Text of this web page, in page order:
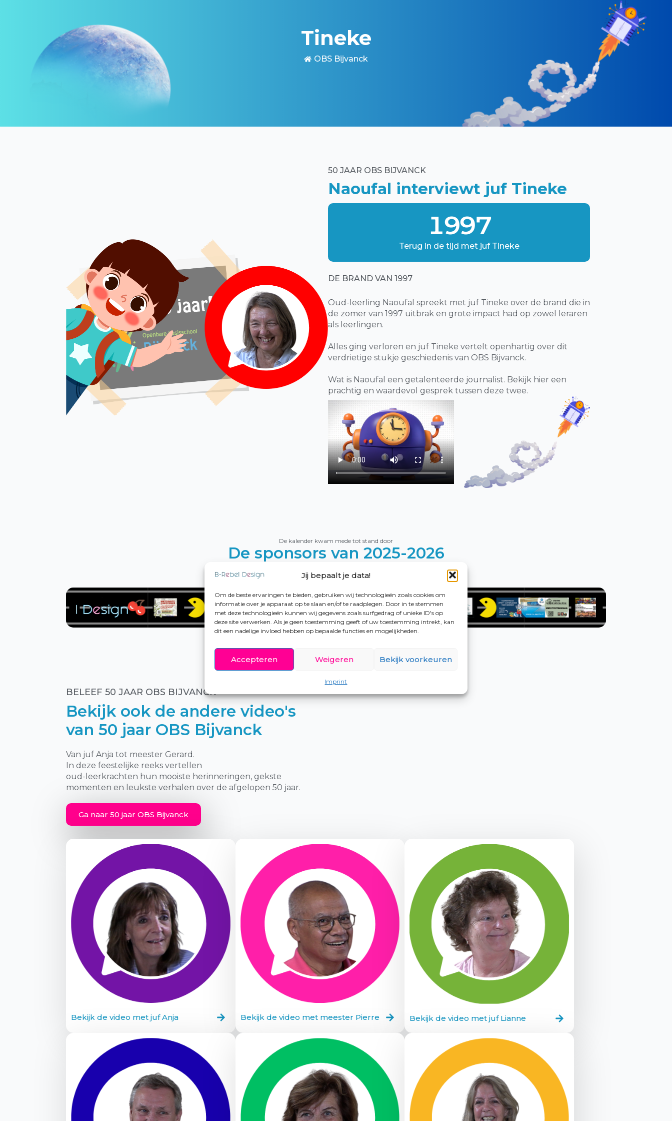
Jij bepaalt je data!
Om de beste ervaringen te bieden, gebruiken wij technologieën zoals cookies om
informatie over je apparaat op te slaan en/of te raadplegen. Door in te stemmen
met deze technologieën kunnen wij gegevens zoals surfgedrag of unieke ID's op
deze site verwerken. Als je geen toestemming geeft of uw toestemming intrekt, kan
dit een nadelige invloed hebben op bepaalde functies en mogelijkheden.
Accepteren Weigeren Bekijk voorkeuren
Imprint
Tineke
OBS Bijvanck
50 JAAR OBS BIJVANCK
Naoufal interviewt juf Tineke
1997
Terug in de tijd met juf Tineke
DE BRAND VAN 1997
Oud-leerling Naoufal spreekt met juf Tineke over de brand die in
de zomer van 1997 uitbrak en grote impact had op zowel leraren
als leerlingen.
Alles ging verloren en juf Tineke vertelt openhartig over dit
verdrietige stukje geschiedenis van OBS Bijvanck.
Wat is Naoufal een getalenteerde journalist. Bekijk hier een
prachtig en waardevol gesprek tussen deze twee.
De kalender kwam mede tot stand door
De sponsors van 2025-2026
BELEEF 50 JAAR OBS BIJVANCK
Bekijk ook de andere video's
van 50 jaar OBS Bijvanck
Van juf Anja tot meester Gerard.
In deze feestelijke reeks vertellen
oud-leerkrachten hun mooiste herinneringen, gekste
momenten en leukste verhalen over de afgelopen 50 jaar.
Ga naar 50 jaar OBS Bijvanck
Bekijk de video met juf Anja Bekijk de video met meester Pierre Bekijk de video met juf Lianne